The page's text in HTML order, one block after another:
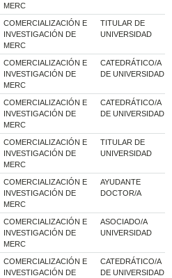
MERC
COMERCIALIZACIÓN E
INVESTIGACIÓN DE
MERC
TITULAR DE
UNIVERSIDAD
COMERCIALIZACIÓN E
INVESTIGACIÓN DE
MERC
CATEDRÁTICO/A
DE UNIVERSIDAD
COMERCIALIZACIÓN E
INVESTIGACIÓN DE
MERC
CATEDRÁTICO/A
DE UNIVERSIDAD
COMERCIALIZACIÓN E
INVESTIGACIÓN DE
MERC
TITULAR DE
UNIVERSIDAD
COMERCIALIZACIÓN E
INVESTIGACIÓN DE
MERC
AYUDANTE
DOCTOR/A
COMERCIALIZACIÓN E
INVESTIGACIÓN DE
MERC
ASOCIADO/A
UNIVERSIDAD
COMERCIALIZACIÓN E
INVESTIGACIÓN DE
CATEDRÁTICO/A
DE UNIVERSIDAD